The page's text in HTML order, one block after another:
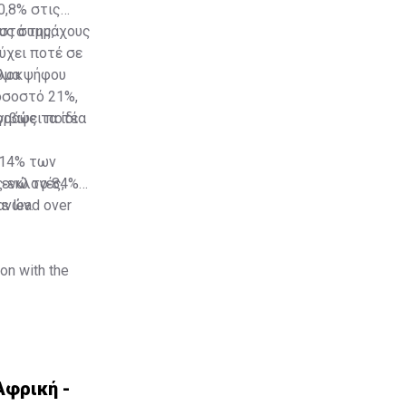
στις
της,
ποτέ σε
21%,
ποτέ
συμμάχους
ψήφου
τα ίδια
εκλογές,
των
το 84%
lead over
with the
-